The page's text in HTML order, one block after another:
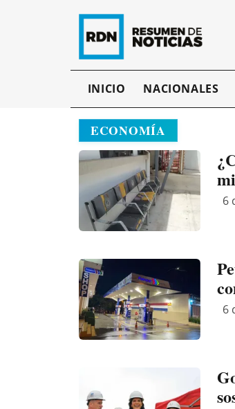
INICIO NACIONALES
ECONOMÍA
6
6